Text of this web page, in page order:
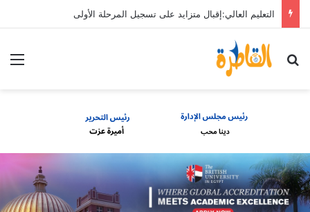
التعليم العالي:إقبال متزايد على تسجيل المرحلة الأولى
بحث عن